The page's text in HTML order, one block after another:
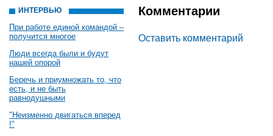
ИНТЕРВЬЮ
При работе единой командой –
получится многое
Люди всегда были и будут
нашей опорой
Беречь и приумножать то, что
есть, и не быть
равнодушными
"Неизменно двигаться вперед
!"
Комментарии
Оставить комментарий